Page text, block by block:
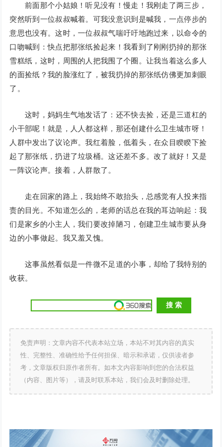
前面那个小姑娘！听见没有！慢走！我刚走了两三步，
突然听到一位叔叔喊着。可我没意识到是喊我，一点停步的
意思也没有。这时，一位叔叔气喘吁吁地跑过来，以命令的
口吻喊到：快点把那张纸捡起来！我看到了刚刚扔掉的那张
雪糕纸，这时，周围的人把我围了个圈。让我当着这么多人
的面捡纸？我的脸涨红了，被我扔掉的那张纸仿佛更加刺眼
了。
这时，妈妈生气地发话了：还不快去捡，还是三道杠的
小干部呢！就是，人人都这样，那还创建什么卫生城市呀！
人群中发出了议论声。我红着脸，低着头，在众目睽睽下捡
起了那张纸，扔进了垃圾桶。这还差不多。改了就好！又是
一阵议论声。接着，人群散了。
走在回家的路上，我始终不敢抬头，总感觉有人投来指
责的目光。不知道怎么的，老师的话总在我的耳边响起：我
们是家乡的小主人，我们要改掉陋习，创建卫生城市要从身
边的小事做起。我又羞又愧。
这事虽然看似是一件微不足道的小事，却给了我特别的
收获。
免责声明：文章内容不代表本站立场，本站不对其内容的真实
性、完整性、准确性给予任何担保、暗示和承诺，仅供读者参
考，文章版权归原作者所有。如本文内容影响到您的合法权益
（内容、图片等），请及时联系本站，我们会及时删除处理。